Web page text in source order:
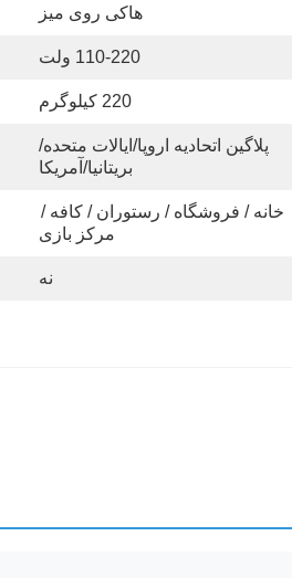
هاکی روی میز
110-220 ولت
220 کیلوگرم
پلاگین اتحادیه اروپا/ایالات متحده/
بریتانیا/آمریکا
مرکز بازی
نه